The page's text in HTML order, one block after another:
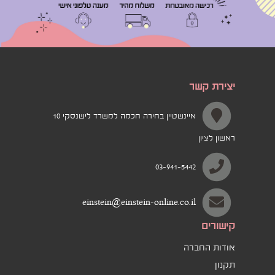
יצירת קשר
איינשטיין בחירה חכמה למשרד לישנסקי 10
ראשון לציון
03-941-5442
einstein@einstein-online.co.il
קישורים
אודות החברה
תקנון